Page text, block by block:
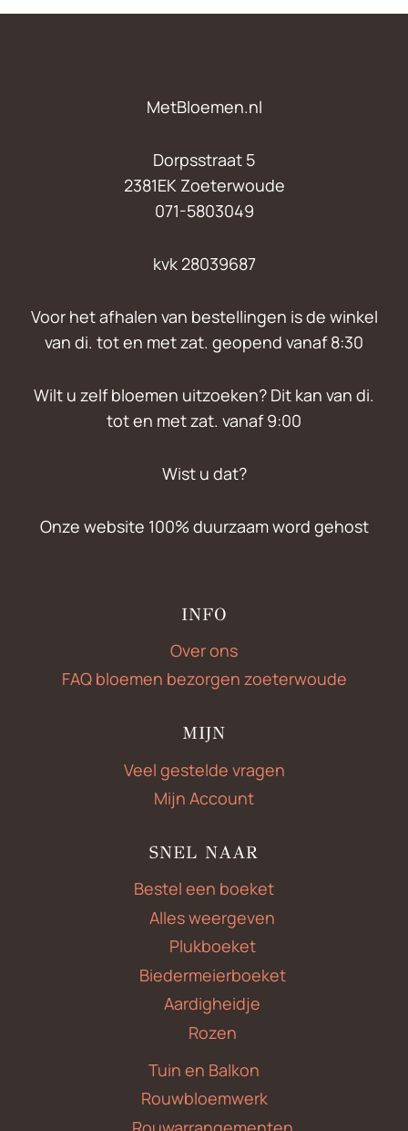
MetBloemen.nl
Dorpsstraat 5
2381EK Zoeterwoude
071-5803049
kvk 28039687
Voor het afhalen van bestellingen is de winkel
van di. tot en met zat. geopend vanaf 8:30
Wilt u zelf bloemen uitzoeken? Dit kan van di.
tot en met zat. vanaf 9:00
Wist u dat?
Onze website 100% duurzaam word gehost
INFO
Over ons
FAQ bloemen bezorgen zoeterwoude
MIJN
Veel gestelde vragen
Mijn Account
SNEL NAAR
Bestel een boeket
Alles weergeven
Plukboeket
Biedermeierboeket
Aardigheidje
Rozen
Tuin en Balkon
Rouwbloemwerk